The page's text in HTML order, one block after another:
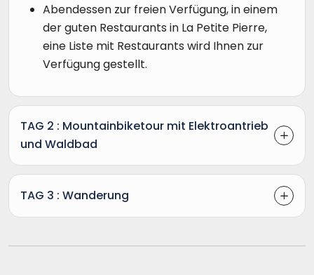
Abendessen zur freien Verfügung, in einem
der guten Restaurants in La Petite Pierre,
eine Liste mit Restaurants wird Ihnen zur
Verfügung gestellt.
TAG 2 : Mountainbiketour mit Elektroantrieb
und Waldbad
TAG 3 : Wanderung